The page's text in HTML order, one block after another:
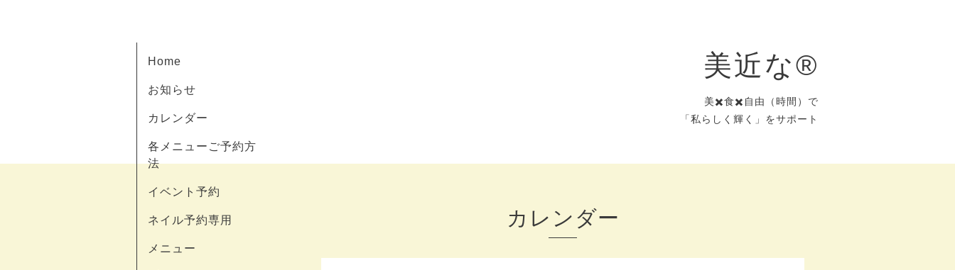
美近な®︎
美✖️食✖️自由（時間）で
「私らしく輝く」をサポート
Home
お知らせ
カレンダー
各メニューご予約方
法
イベント予約
ネイル予約専用
メニュー
カレンダー